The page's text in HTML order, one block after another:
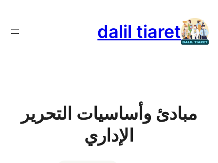
إلى
المحتوى
dalil tiaret
مبادئ وأساسيات التحرير
الإداري